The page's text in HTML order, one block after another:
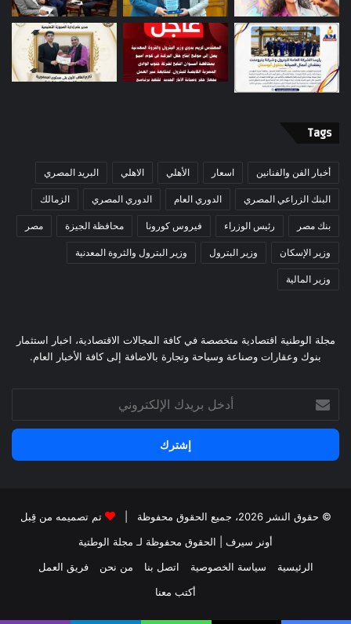
Tags
أخبار الفن والفنانين اسعار الأهلي الاهلي البريد المصري
البنك الزراعي المصري الدوري العام الدوري المصري الزمالك
بنك مصر رئيس الوزراء فيروس كورونا محافظة الجيزة مصر
وزير الإسكان وزير البترول وزير البترول والثروة المعدنية
وزير المالية
مجلة الوطنية اقتصادية متخصصة في كافة المجالات الاقتصادية، اخبار استثمار
بنوك وعقارات وصناعة وسياحة وتجارة بالاضافة إلى كافة الأخبار العام.
بريدك
الإلكتروني
© حقوق النشر 2026، جميع الحقوق محفوظة |
تم تصميمه من قِبل
أونر سيرف | الحقوق محفوظة لـ مجلة الوطتية
الرئيسية
سياسة الخصوصية اتصل بنا من نحن
فريق العمل
أكتب معنا